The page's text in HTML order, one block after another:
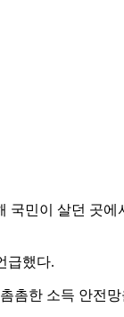
국민이 살던 곳에
급했다.
촘한 소득 안전